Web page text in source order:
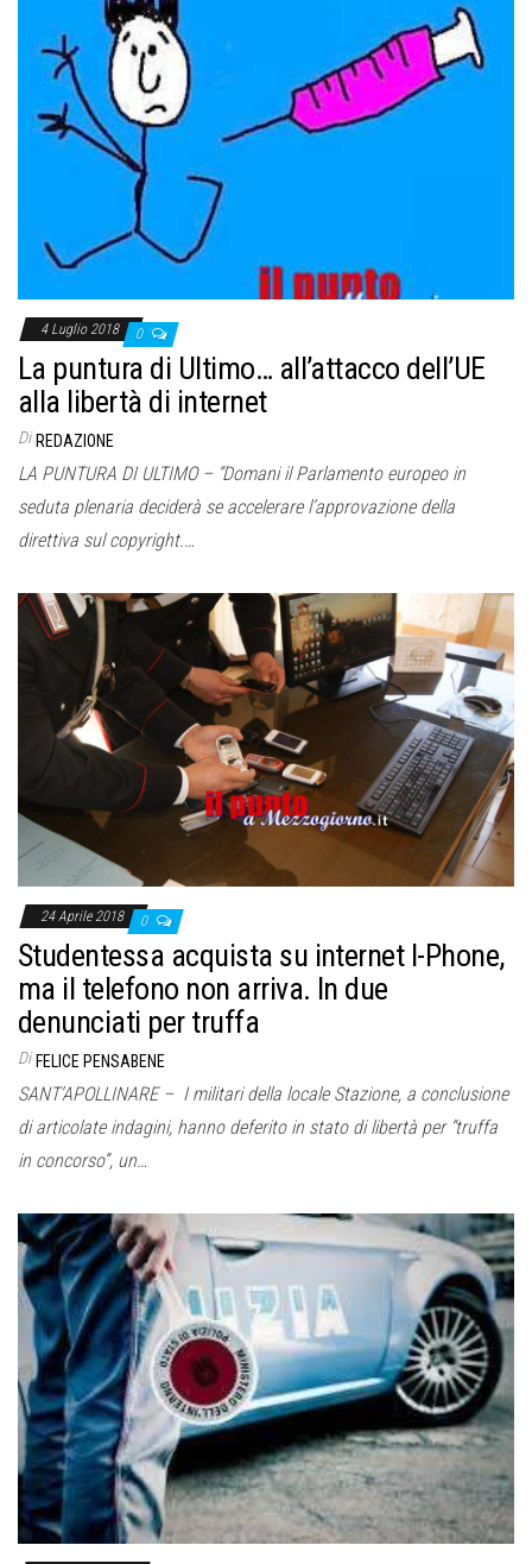
4 Luglio 2018 0
La puntura di Ultimo… all’attacco dell’UE
alla libertà di internet
Di REDAZIONE
LA PUNTURA DI ULTIMO – “Domani il Parlamento europeo in
seduta plenaria deciderà se accelerare l’approvazione della
direttiva sul copyright.…
24 Aprile 2018 0
Studentessa acquista su internet I-Phone,
ma il telefono non arriva. In due
denunciati per truffa
Di FELICE PENSABENE
SANT’APOLLINARE – I militari della locale Stazione, a conclusione
di articolate indagini, hanno deferito in stato di libertà per “truffa
in concorso”, un…